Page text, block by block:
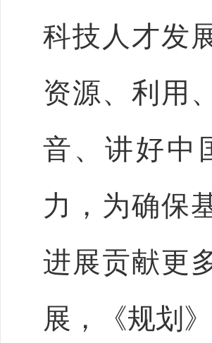
科技人才发
资源、利用
音、讲好中
力，为确保
进展贡献更
展，《规划